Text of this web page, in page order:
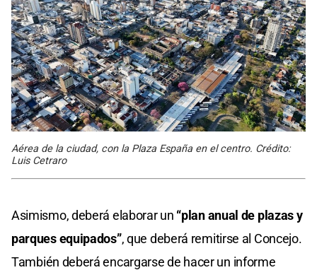
Aérea de la ciudad, con la Plaza España en el centro. Crédito:
Luis Cetraro
Asimismo, deberá elaborar un “plan anual de plazas y
parques equipados”, que deberá remitirse al Concejo.
También deberá encargarse de hacer un informe